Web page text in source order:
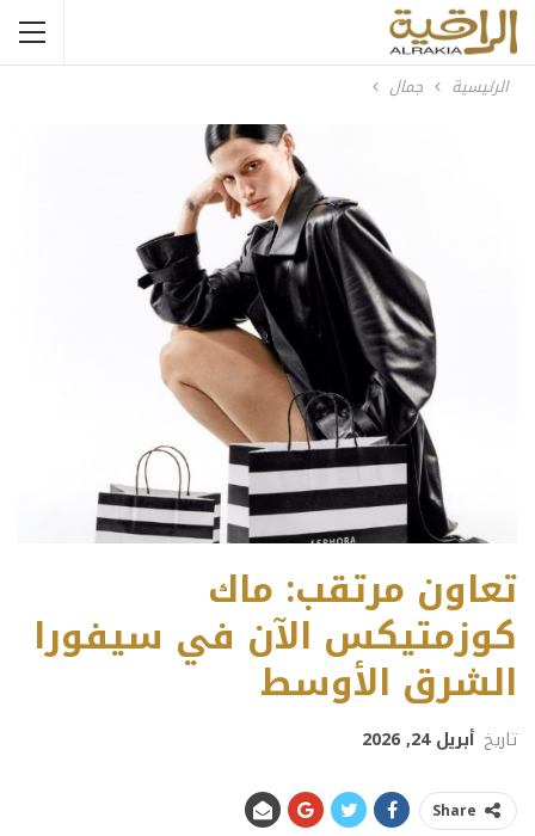
الرئيسية جمال
تعاون مرتقب: ماك
كوزمتيكس الآن في سيفورا
الشرق الأوسط
تاريخ أبريل 24, 2026
Share